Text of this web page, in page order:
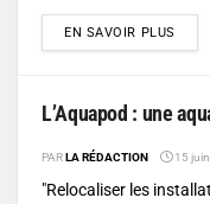
EN SAVOIR PLUS
L’Aquapod : une
PARLA RÉDACTION 15
"Relocaliser les